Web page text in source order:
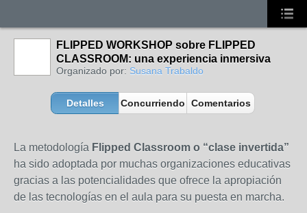
FLIPPED WORKSHOP sobre FLIPPED
CLASSROOM: una experiencia inmersiva
Organizado por: Susana Trabaldo
Detalles Concurriendo Comentarios
La metodología Flipped Classroom o “clase invertida”
ha sido adoptada por muchas organizaciones educativas
gracias a las potencialidades que ofrece la apropiación
de las tecnologías en el aula para su puesta en marcha.